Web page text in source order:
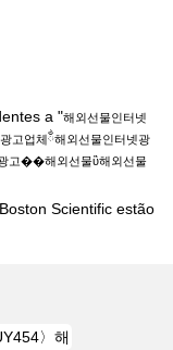
a "해외선물인터넷
광고업체ྂ해외선물인터넷광
고��해외선물ὒ해외선물
Scientific estão